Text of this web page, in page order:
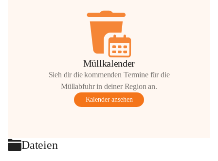
Müllkalender
Sieh dir die kommenden Termine für die
Müllabfuhr in deiner Region an.
Kalender ansehen
Dateien